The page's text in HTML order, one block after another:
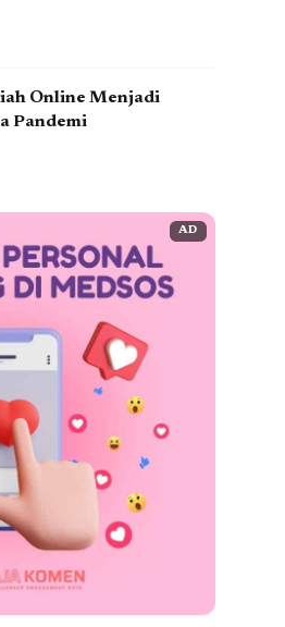
Online Menjadi
Pandemi
AD